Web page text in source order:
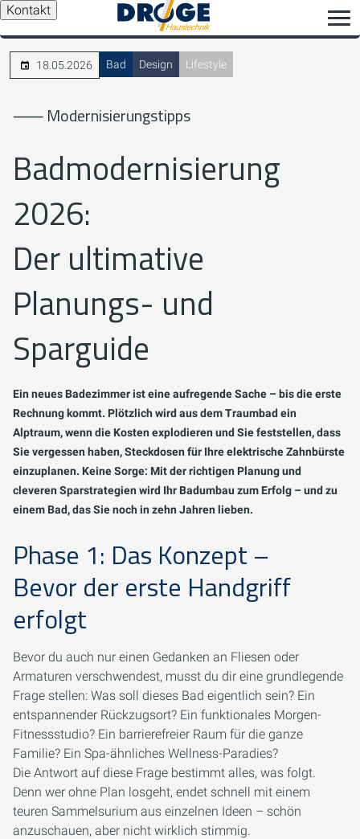
Kontakt
18.05.2026 Bad Design Lifestyle
⸺ Modernisierungstipps
Badmodernisierung
2026:
Der ultimative
Planungs- und
Sparguide
Ein neues Badezimmer ist eine aufregende Sache – bis die erste
Rechnung kommt. Plötzlich wird aus dem Traumbad ein
Alptraum, wenn die Kosten explodieren und Sie feststellen, dass
Sie vergessen haben, Steckdosen für Ihre elektrische Zahnbürste
einzuplanen. Keine Sorge: Mit der richtigen Planung und
cleveren Sparstrategien wird Ihr Badumbau zum Erfolg – und zu
einem Bad, das Sie noch in zehn Jahren lieben.
Phase 1: Das Konzept –
Bevor der erste Handgriff
erfolgt
Bevor du auch nur einen Gedanken an Fliesen oder
Armaturen verschwendest, musst du dir eine grundlegende
Frage stellen: Was soll dieses Bad eigentlich sein? Ein
entspannender Rückzugsort? Ein funktionales Morgen-
Fitnessstudio? Ein barrierefreier Raum für die ganze
Familie? Ein Spa-ähnliches Wellness-Paradies?
Die Antwort auf diese Frage bestimmt alles, was folgt.
Denn wer ohne Plan losgeht, endet schnell mit einem
teuren Sammelsurium aus einzelnen Ideen – schön
anzuschauen, aber nicht wirklich stimmig.